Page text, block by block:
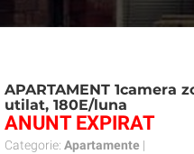
APARTAMENT 1camera
utilat, 180E/luna
ANUNT EXPIRAT
Categorie: Apartamente |